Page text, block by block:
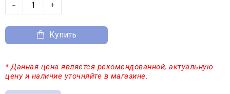
− +
Купить
* Данная цена является рекомендованной, актуальную
цену и наличие уточняйте в магазине.